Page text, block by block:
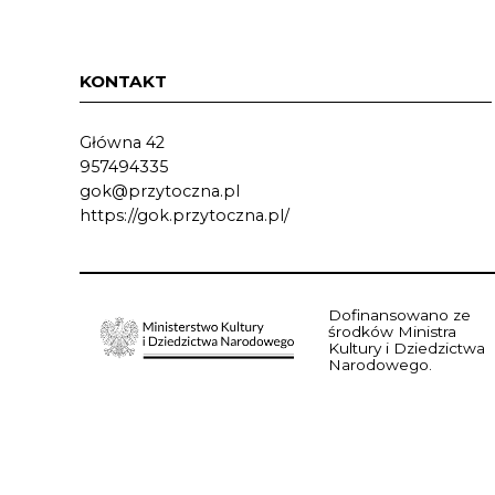
KONTAKT
Główna 42
957494335
gok@przytoczna.pl
https://gok.przytoczna.pl/
Dofinansowano ze
środków Ministra
Kultury i Dziedzictwa
Narodowego.